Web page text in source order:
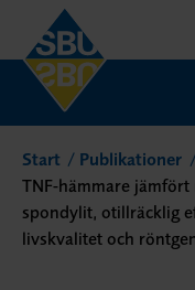
Start Publikationer
TNF-hämmare
spondylit, otillräcklig
livskvalitet och